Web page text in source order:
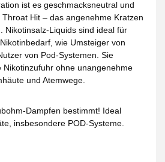
ist es geschmacksneutral und
Hit – das angenehme Kratzen
Nikotinsalz-Liquids sind ideal für
wie Umsteiger von
von Pod-Systemen. Sie
Nikotinzufuhr ohne unangenehme
und Atemwege.
Dampfen bestimmt! Ideal
insbesondere POD-Systeme.